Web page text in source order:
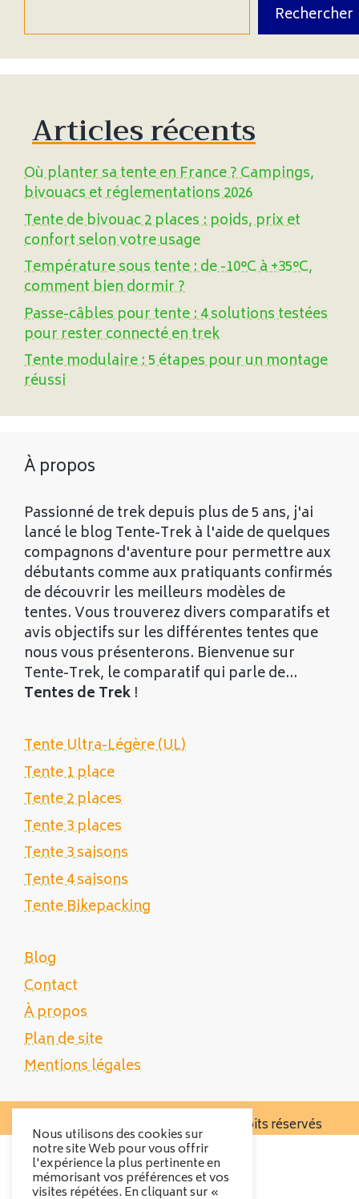
Rechercher
Articles récents
Où planter sa tente en France ? Campings,
bivouacs et réglementations 2026
Tente de bivouac 2 places : poids, prix et
confort selon votre usage
Température sous tente : de -10°C à +35°C,
comment bien dormir ?
Passe-câbles pour tente : 4 solutions testées
pour rester connecté en trek
Tente modulaire : 5 étapes pour un montage
réussi
À propos
Passionné de trek depuis plus de 5 ans, j'ai
lancé le blog Tente-Trek à l'aide de quelques
compagnons d'aventure pour permettre aux
débutants comme aux pratiquants confirmés
de découvrir les meilleurs modèles de
tentes. Vous trouverez divers comparatifs et
avis objectifs sur les différentes tentes que
nous vous présenterons. Bienvenue sur
Tente-Trek, le comparatif qui parle de...
Tentes de Trek !
Tente Ultra-Légère (UL)
Tente 1 place
Tente 2 places
Tente 3 places
Tente 3 saisons
Tente 4 saisons
Tente Bikepacking
Blog
Contact
À propos
Plan de site
Mentions légales
Copyright 2025 Tente Trek - Tous droits réservés
Nous utilisons des cookies sur
notre site Web pour vous offrir
l'expérience la plus pertinente en
mémorisant vos préférences et vos
visites répétées. En cliquant sur «